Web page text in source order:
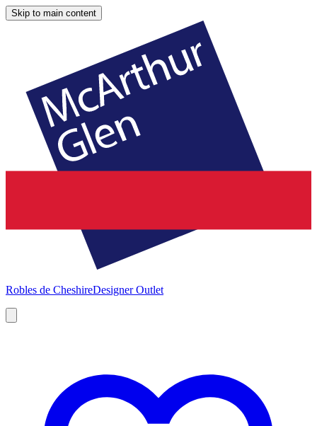
Skip to main content
Robles de CheshireDesigner Outlet